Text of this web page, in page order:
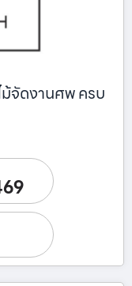
จัดงานศพ ครบ